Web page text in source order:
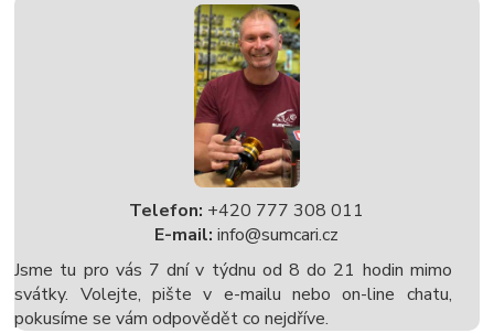
Telefon: +420 777 308 011
E-mail: info@sumcari.cz
Jsme tu pro vás 7 dní v týdnu od 8 do 21 hodin mimo
svátky. Volejte, pište v e-mailu nebo on-line chatu,
pokusíme se vám odpovědět co nejdříve.